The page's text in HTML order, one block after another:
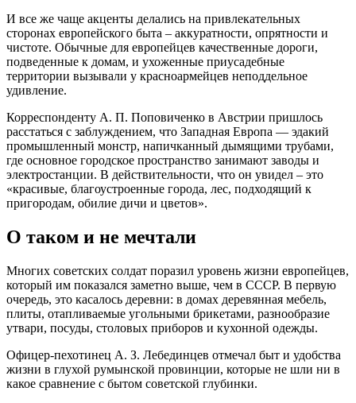
И все же чаще акценты делались на привлекательных
сторонах европейского быта – аккуратности, опрятности и
чистоте. Обычные для европейцев качественные дороги,
подведенные к домам, и ухоженные приусадебные
территории вызывали у красноармейцев неподдельное
удивление.
Корреспонденту А. П. Поповиченко в Австрии пришлось
расстаться с заблуждением, что Западная Европа — эдакий
промышленный монстр, напичканный дымящими трубами,
где основное городское пространство занимают заводы и
электростанции. В действительности, что он увидел – это
«красивые, благоустроенные города, лес, подходящий к
пригородам, обилие дичи и цветов».
О таком и не мечтали
Многих советских солдат поразил уровень жизни европейцев,
который им показался заметно выше, чем в СССР. В первую
очередь, это касалось деревни: в домах деревянная мебель,
плиты, отапливаемые угольными брикетами, разнообразие
утвари, посуды, столовых приборов и кухонной одежды.
Офицер-пехотинец А. З. Лебединцев отмечал быт и удобства
жизни в глухой румынской провинции, которые не шли ни в
какое сравнение с бытом советской глубинки.